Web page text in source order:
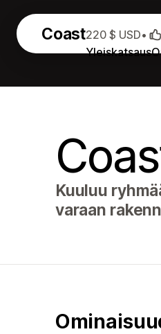
Coast
Yleiskatsaus
220 $ USD•
Kuuluu
varaan